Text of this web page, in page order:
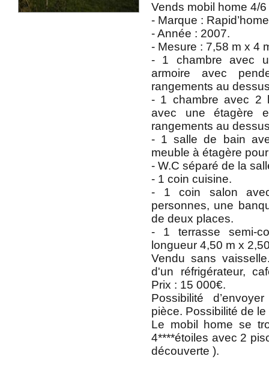
Vends mobil home 4/
- Marque :
- Année : 2007.
- Mesure : 7,58 m x 4
- 1 chambre avec
armoire avec
rangements au
- 1 chambre avec 2
avec une étagère
rangements au
- 1 salle de bain
meuble à étagère
- W.C séparé de la
- 1 coin cuisine.
- 1 coin salon
personnes, une
de deux places.
- 1 terrasse semi-
longueur 4,50 m x
Vendu sans
d'un réfrigérateur,
Prix : 15 000€.
Possibilité
pièce. Possibilité de le
Le mobil home se
4****étoiles avec 2
découverte ).